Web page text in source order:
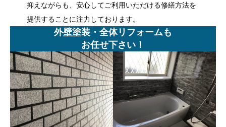
抑えながらも、安心してご利用いただける修繕方法を
提供することに注力しております。
外壁塗装・全体リフォームも
お任せ下さい！